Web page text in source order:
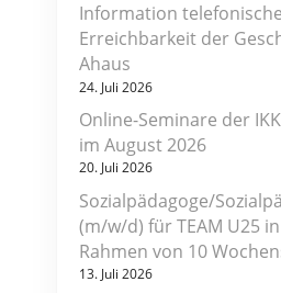
Information telefonische
Erreichbarkeit der
Ahaus
24. Juli 2026
Online-Seminare der
im August 2026
20. Juli 2026
Sozialpädagoge/
(m/w/d) für TEAM U25
Rahmen von 10
13. Juli 2026